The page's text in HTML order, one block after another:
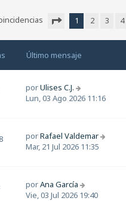
1 2 3 4
Último mensaje
porUlises C.J.
Lun, 03 Ago 2026 11:16
porRafael Valdemar
Mar, 21 Jul 2026 11:35
porAna García
Vie, 03 Jul 2026 19:40